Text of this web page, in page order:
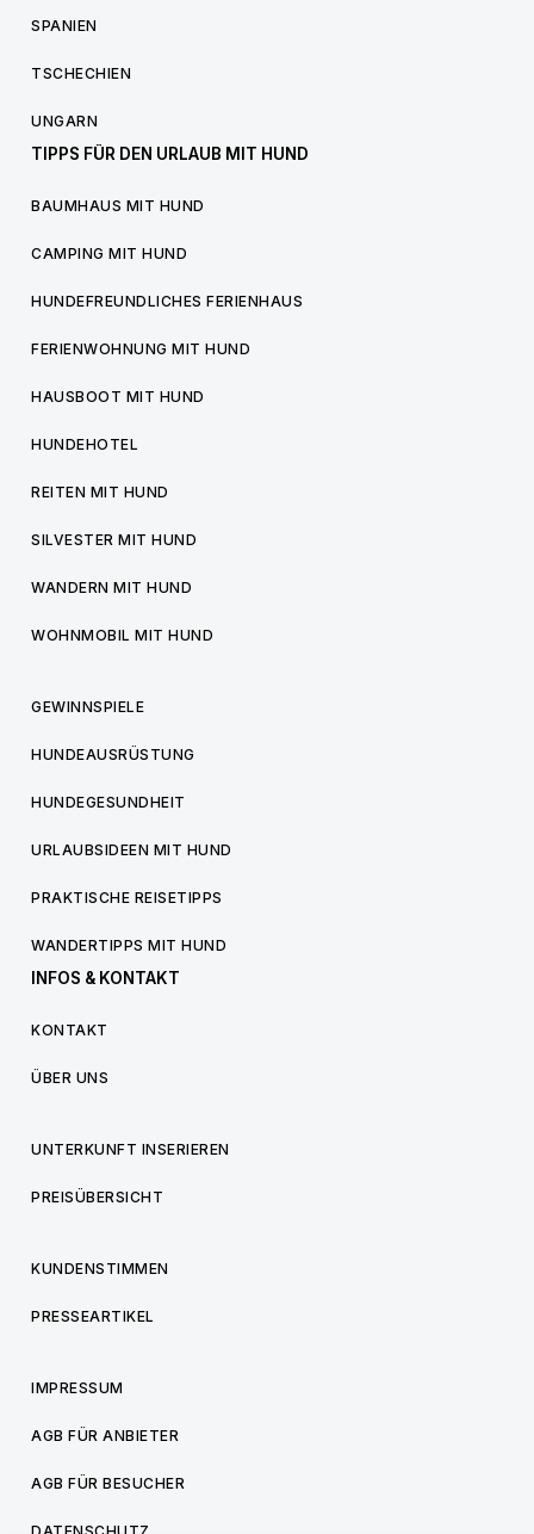
SPANIEN
TSCHECHIEN
UNGARN
TIPPS FÜR DEN URLAUB MIT HUND
BAUMHAUS MIT HUND
CAMPING MIT HUND
HUNDEFREUNDLICHES FERIENHAUS
FERIENWOHNUNG MIT HUND
HAUSBOOT MIT HUND
HUNDEHOTEL
REITEN MIT HUND
SILVESTER MIT HUND
WANDERN MIT HUND
WOHNMOBIL MIT HUND
GEWINNSPIELE
HUNDEAUSRÜSTUNG
HUNDEGESUNDHEIT
URLAUBSIDEEN MIT HUND
PRAKTISCHE REISETIPPS
WANDERTIPPS MIT HUND
INFOS & KONTAKT
KONTAKT
ÜBER UNS
UNTERKUNFT INSERIEREN
PREISÜBERSICHT
KUNDENSTIMMEN
PRESSEARTIKEL
IMPRESSUM
AGB FÜR ANBIETER
AGB FÜR BESUCHER